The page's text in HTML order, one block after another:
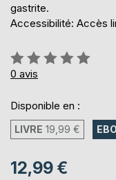
gastrite.
Accessibilité: Accès
Évaluation:
0%
0 avis
Disponible en :
LIVRE 19,99 €
12,99 €